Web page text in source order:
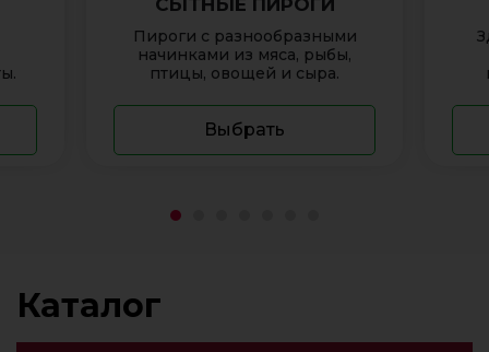
СЫТНЫЕ ПИРОГИ
Пироги с разнообразными
начинками из мяса, рыбы,
птицы, овощей и сыра.
Выбрать
Каталог